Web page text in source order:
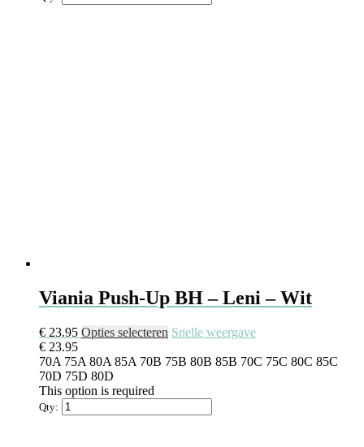
Viania Push-Up BH – Leni – Wit
€ 23.95 Opties selecteren Snelle weergave
€ 23.95
70A 75A 80A 85A 70B 75B 80B 85B 70C 75C 80C 85C
70D 75D 80D
This option is required
Qty: